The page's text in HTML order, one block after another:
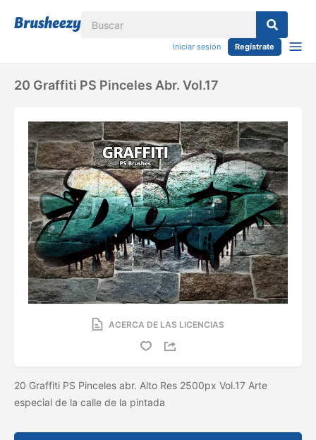
Iniciar sesión Regístrate
20 Graffiti PS Pinceles Abr. Vol.17
ACERCA DE LAS LICENCIAS
20 Graffiti PS Pinceles abr. Alto Res 2500px Vol.17 Arte
especial de la calle de la pintada